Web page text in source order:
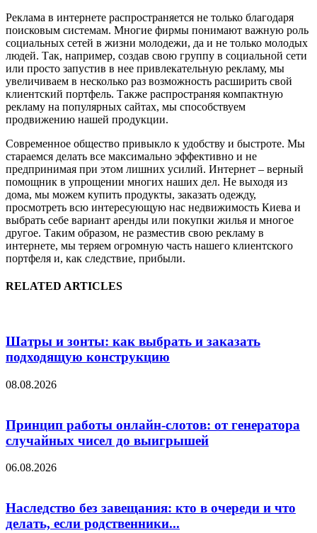
Реклама в интернете распространяется не только благодаря
поисковым системам. Многие фирмы понимают важную роль
социальных сетей в жизни молодежи, да и не только молодых
людей. Так, например, создав свою группу в социальной сети
или просто запустив в нее привлекательную рекламу, мы
увеличиваем в несколько раз возможность расширить свой
клиентский портфель. Также распространяя компактную
рекламу на популярных сайтах, мы способствуем
продвижению нашей продукции.
Современное общество привыкло к удобству и быстроте. Мы
стараемся делать все максимально эффективно и не
предпринимая при этом лишних усилий. Интернет – верный
помощник в упрощении многих наших дел. Не выходя из
дома, мы можем купить продукты, заказать одежду,
просмотреть всю интересующую нас недвижимость Киева и
выбрать себе вариант аренды или покупки жилья и многое
другое. Таким образом, не разместив свою рекламу в
интернете, мы теряем огромную часть нашего клиентского
портфеля и, как следствие, прибыли.
RELATED ARTICLES
Шатры и зонты: как выбрать и заказать
подходящую конструкцию
08.08.2026
Принцип работы онлайн-слотов: от генератора
случайных чисел до выигрышей
06.08.2026
Наследство без завещания: кто в очереди и что
делать, если родственники...